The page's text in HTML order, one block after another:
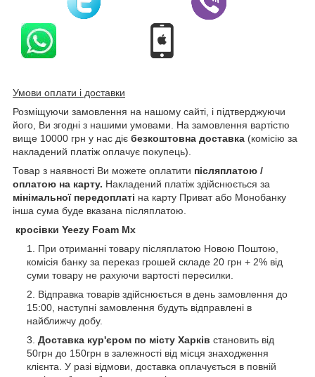
Умови оплати і доставки
Розміщуючи замовлення на нашому сайті, і підтверджуючи
його, Ви згодні з нашими умовами. На замовлення вартістю
вище 10000 грн у нас діє безкоштовна доставка (комісію за
накладений платіж оплачує покупець).
Товар з наявності Ви можете оплатити післяплатою /
оплатою на карту. Накладений платіж здійснюється за
мінімальної передоплаті на карту Приват або Монобанку
інша сума буде вказана післяплатою.
кросівки Yeezy Foam Mx
При отриманні товару післяплатою Новою Поштою,
комісія банку за переказ грошей складе 20 грн + 2% від
суми товару не рахуючи вартості пересилки.
Відправка товарів здійснюється в день замовлення до
15:00, наступні замовлення будуть відправлені в
найближчу добу.
Доставка кур'єром по місту Харків становить від
50грн до 150грн в залежності від місця знаходження
клієнта. У разі відмови, доставка оплачується в повній